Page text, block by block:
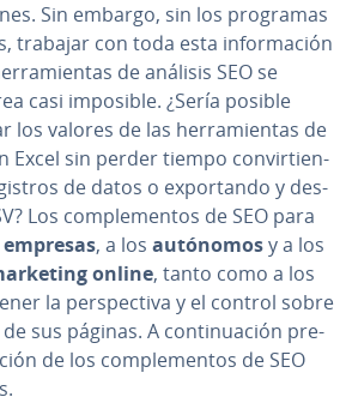
Sin embargo, sin los programas
trabajar con toda esta in­fo­r­ma­ción
de análisis SEO se
casi imposible. ¿Sería posible
los valores de las he­rra­mie­n­tas de
Excel sin perder tiempo co­n­vi­r­tie­n­
de datos o ex­po­r­ta­n­do y de­s­
Los co­m­ple­me­n­tos de SEO para
empresas, a los autónomosy a los
online, tanto como a los
la pe­r­s­pe­c­ti­va y el control sobre
de sus páginas. A co­n­ti­nua­ción pre­
de los co­m­ple­me­n­tos de SEO